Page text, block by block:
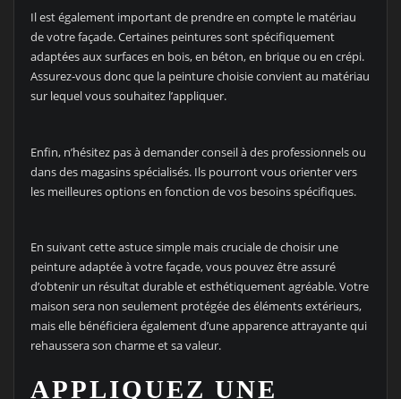
Il est également important de prendre en compte le matériau
de votre façade. Certaines peintures sont spécifiquement
adaptées aux surfaces en bois, en béton, en brique ou en crépi.
Assurez-vous donc que la peinture choisie convient au matériau
sur lequel vous souhaitez l’appliquer.
Enfin, n’hésitez pas à demander conseil à des professionnels ou
dans des magasins spécialisés. Ils pourront vous orienter vers
les meilleures options en fonction de vos besoins spécifiques.
En suivant cette astuce simple mais cruciale de choisir une
peinture adaptée à votre façade, vous pouvez être assuré
d’obtenir un résultat durable et esthétiquement agréable. Votre
maison sera non seulement protégée des éléments extérieurs,
mais elle bénéficiera également d’une apparence attrayante qui
rehaussera son charme et sa valeur.
APPLIQUEZ UNE